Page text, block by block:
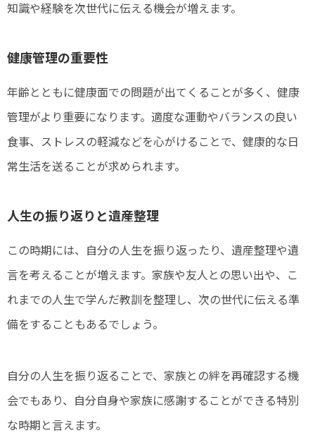
知識や経験を次世代に伝える機会が増えます。
健康管理の重要性
年齢とともに健康面での問題が出てくることが多く、健康
管理がより重要になります。適度な運動やバランスの良い
食事、ストレスの軽減などを心がけることで、健康的な日
常生活を送ることが求められます。
人生の振り返りと遺産整理
この時期には、自分の人生を振り返ったり、遺産整理や遺
言を考えることが増えます。家族や友人との思い出や、こ
れまでの人生で学んだ教訓を整理し、次の世代に伝える準
備をすることもあるでしょう。
自分の人生を振り返ることで、家族との絆を再確認する機
会でもあり、自分自身や家族に感謝することができる特別
な時期と言えます。